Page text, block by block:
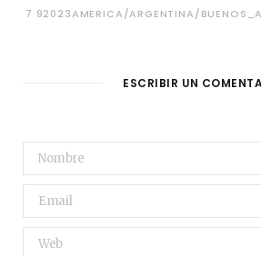
7 92023AMERICA/ARGENTINA/
ESCRIBIR UN